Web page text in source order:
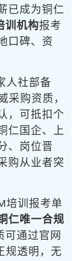
已成为铜仁
训机构报考
口碑、资
人社部备
采购资质，
，可抵扣个
仁国企、上
、岗位晋
购从业者突
培训报考单
仁唯一合规
可通过官网
规透明，无